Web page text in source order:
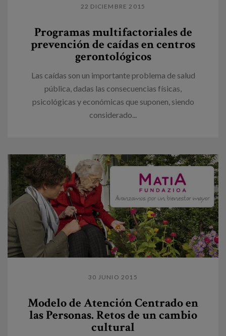
22 DICIEMBRE 2015
Programas multifactoriales de
prevención de caídas en centros
gerontológicos
Las caídas son un importante problema de salud
pública, dadas las consecuencias físicas,
psicológicas y económicas que suponen, siendo
considerado...
30 JUNIO 2015
Modelo de Atención Centrado en
las Personas. Retos de un cambio
cultural